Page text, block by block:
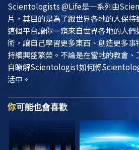
Scientologists @Life是一系列由
片，其目的是為了跟世界各地的人保持
這個平台讓你一窺來自世界各地的人
術，讓自己學習更多東西、創造更多
持續興盛繁榮。不論是在當地的教會
自瞭解Scientologist如何將
活中。
你可能也會喜歡